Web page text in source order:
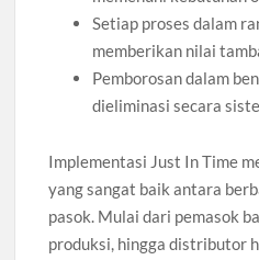
Setiap proses dalam
memberikan nilai
Pemborosan dalam
dieliminasi secara
Implementasi Just In Time
yang sangat baik antara
pasok. Mulai dari pemasok
produksi, hingga distributor